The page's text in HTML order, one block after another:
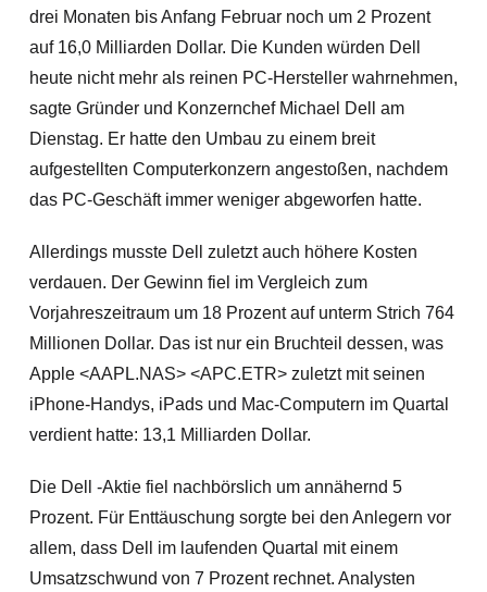
drei Monaten bis Anfang Februar noch um 2 Prozent
auf 16,0 Milliarden Dollar. Die Kunden würden Dell
heute nicht mehr als reinen PC-Hersteller wahrnehmen,
sagte Gründer und Konzernchef Michael Dell
am
Dienstag. Er hatte den Umbau zu einem breit
aufgestellten Computerkonzern angestoßen, nachdem
das PC-Geschäft immer weniger abgeworfen hatte.
Allerdings musste Dell zuletzt auch höhere Kosten
verdauen. Der Gewinn fiel im Vergleich zum
Vorjahreszeitraum um 18 Prozent auf unterm Strich 764
Millionen Dollar. Das ist nur ein Bruchteil dessen, was
Apple <AAPL.NAS> <APC.ETR> zuletzt mit seinen
iPhone-Handys, iPads und Mac-Computern im Quartal
verdient hatte: 13,1 Milliarden Dollar.
Die Dell -Aktie fiel nachbörslich um annähernd 5
Prozent. Für Enttäuschung sorgte bei den Anlegern vor
allem, dass Dell im laufenden Quartal mit einem
Umsatzschwund von 7 Prozent rechnet. Analysten